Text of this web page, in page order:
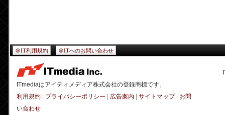
＠IT利用規約 ＠ITへのお問い合わせ
ITmediaはアイティメディア株式会社の登録商標です。
利用規約
プライバシーポリシー 広告案内 サイトマップ| お問
い合わせ